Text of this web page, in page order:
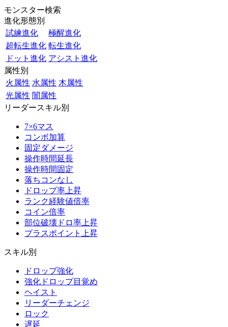
モンスター検索
進化形態別
試練進化
極醒進化
超転生進化 転生進化
ドット進化 アシスト進化
属性別
火属性 水属性 木属性
光属性 闇属性
リーダースキル別
7×6マス
コンボ加算
固定ダメージ
操作時間延長
操作時間固定
落ちコンなし
ドロップ率上昇
ランク経験値倍率
コイン倍率
部位破壊ドロ率上昇
プラスポイント上昇
スキル別
ドロップ強化
強化ドロップ目覚め
ヘイスト
リーダーチェンジ
ロック
遅延